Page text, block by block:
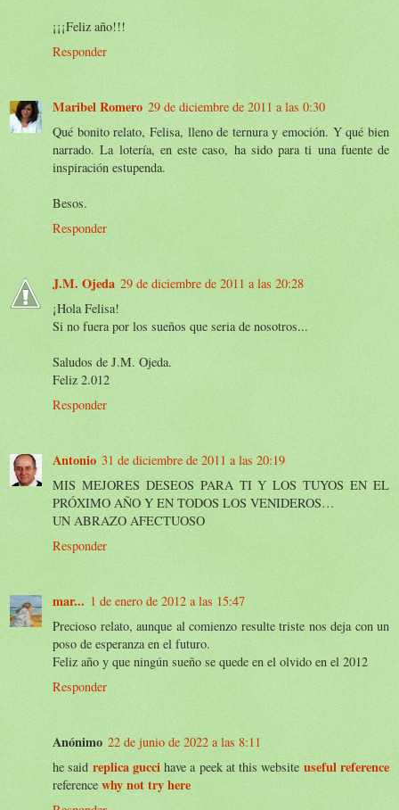
¡¡¡Feliz año!!!
Responder
Maribel Romero 29 de diciembre de 2011 a las 0:30
Qué bonito relato, Felisa, lleno de ternura y emoción. Y qué bien
narrado. La lotería, en este caso, ha sido para ti una fuente de
inspiración estupenda.
Besos.
Responder
J.M. Ojeda 29 de diciembre de 2011 a las 20:28
¡Hola Felisa!
Si no fuera por los sueños que seria de nosotros...
Saludos de J.M. Ojeda.
Feliz 2.012
Responder
Antonio 31 de diciembre de 2011 a las 20:19
MIS MEJORES DESEOS PARA TI Y LOS TUYOS EN EL
PRÓXIMO AÑO Y EN TODOS LOS VENIDEROS…
UN ABRAZO AFECTUOSO
Responder
mar... 1 de enero de 2012 a las 15:47
Precioso relato, aunque al comienzo resulte triste nos deja con un
poso de esperanza en el futuro.
Feliz año y que ningún sueño se quede en el olvido en el 2012
Responder
Anónimo 22 de junio de 2022 a las 8:11
he said replica gucci have a peek at this website useful reference
reference why not try here